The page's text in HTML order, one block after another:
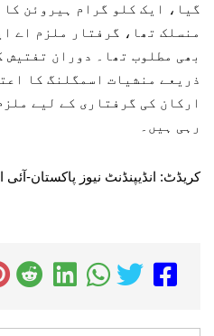
گیا، ایک کلو گرام ہیروئن
منسلک تھا، گرفتار ملزم اے
بھی مطلوب تھا۔ دوران تفتیش
ذریعے منشیات اسمگلنگ کا
ارکان کی گرفتاری کے لیے
رہی ہیں۔
کریڈٹ: انڈیپنڈنٹ نیوز پاکستان-آئی